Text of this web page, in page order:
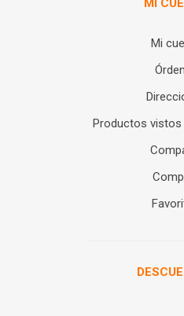
MI
Mi
Productos